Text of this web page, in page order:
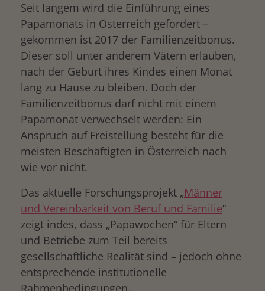
Seit langem wird die Einführung eines
Papamonats in Österreich gefordert –
gekommen ist 2017 der Familienzeitbonus.
Dieser soll unter anderem Vätern erlauben,
nach der Geburt ihres Kindes einen Monat
lang zu Hause zu bleiben. Doch der
Familienzeitbonus darf nicht mit einem
Papamonat verwechselt werden: Ein
Anspruch auf Freistellung besteht für die
meisten Beschäftigten in Österreich nach
wie vor nicht.
Das aktuelle Forschungsprojekt „Männer
und Vereinbarkeit von Beruf und Familie“
zeigt indes, dass „Papawochen“ für Eltern
und Betriebe zum Teil bereits
gesellschaftliche Realität sind – jedoch ohne
entsprechende institutionelle
Rahmenbedingungen.